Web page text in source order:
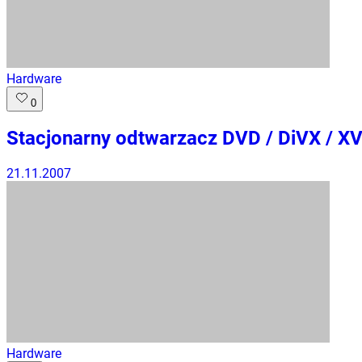
Hardware
0
Stacjonarny odtwarzacz DVD / DiVX /
21.11.2007
Hardware